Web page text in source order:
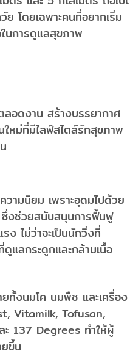
โดยเฉพาะคนที่อยากเริ่ม
นการดูแลสุขภาพ
ลอดงาน สร้างบรรยากาศ
ใหม่ที่มีไลฟ์สไตล์รักสุขภาพ
ามนิยม เพราะอุดมไปด้วย
งช่วยสนับสนุนการฟื้นฟู
ง ไม่ว่าจะเป็นนักวิ่งที่
แลกระดูกและกล้ามเนื้อ
ทั้งนมโค นมพืช และเครื่อง
Vitamilk, Tofusan,
137 Degrees ทำให้ผู้
ขึ้น